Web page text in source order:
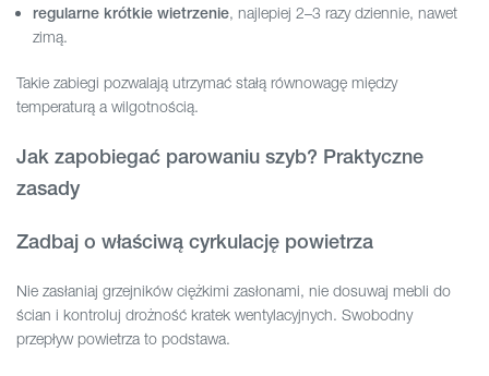
regularne krótkie wietrzenie, najlepiej 2–3 razy dziennie, nawet
zimą.
Takie zabiegi pozwalają utrzymać stałą równowagę między
temperaturą a wilgotnością.
Jak zapobiegać parowaniu szyb? Praktyczne
zasady
Zadbaj o właściwą cyrkulację powietrza
Nie zasłaniaj grzejników ciężkimi zasłonami, nie dosuwaj mebli do
ścian i kontroluj drożność kratek wentylacyjnych. Swobodny
przepływ powietrza to podstawa.